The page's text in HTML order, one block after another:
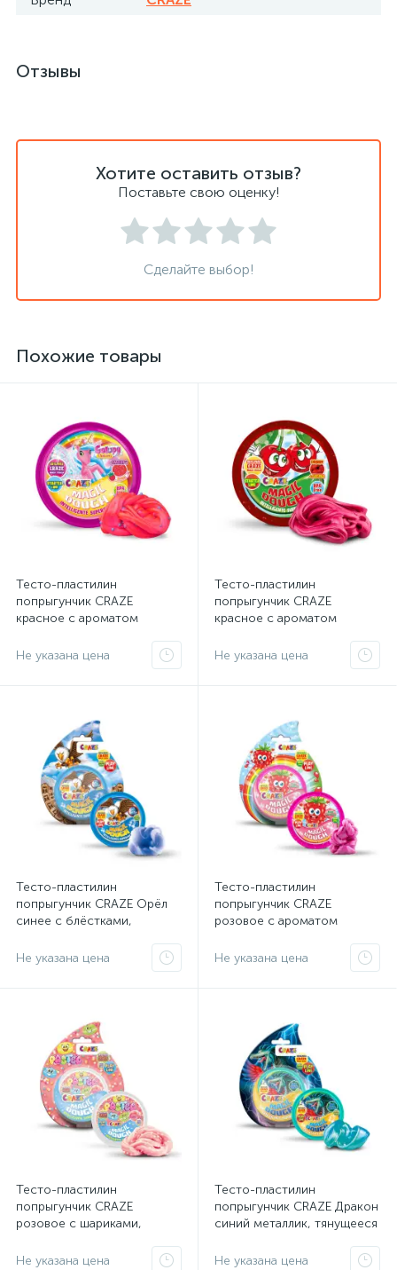
Отзывы
Хотите оставить отзыв?
Поставьте свою оценку!
Сделайте выбор!
Похожие товары
Тесто-пластилин
попрыгунчик CRAZE
красное с ароматом
Не указана цена
Тесто-пластилин
попрыгунчик CRAZE
красное с ароматом
Не указана цена
Тесто-пластилин
попрыгунчик CRAZE Орёл
синее с блёстками,
Не указана цена
Тесто-пластилин
попрыгунчик CRAZE
розовое с ароматом
Не указана цена
Тесто-пластилин
попрыгунчик CRAZE
розовое с шариками,
Не указана цена
Тесто-пластилин
попрыгунчик CRAZE Дракон
синий металлик, тянущееся
Не указана цена